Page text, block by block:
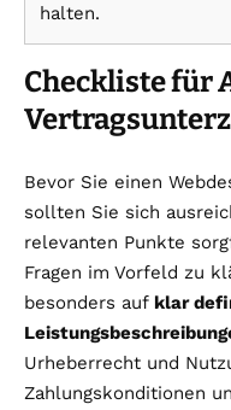
halten.
Checkliste für
Bevor Sie einen
sollten Sie sich
relevanten Punkte
Fragen im Vorfeld zu
besonders auf klar
Urheberrecht und
Zahlungskonditionen